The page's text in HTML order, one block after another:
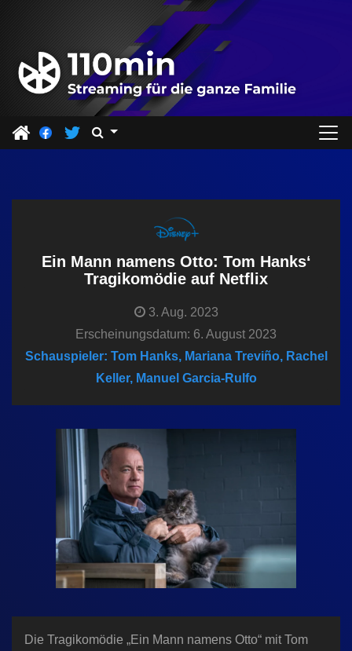
Ein Mann namens Otto: Tom Hanks‘
Tragikomödie auf Netflix
3. Aug. 2023
Erscheinungsdatum: 6. August 2023
Schauspieler: Tom Hanks, Mariana Treviño, Rachel
Keller, Manuel Garcia-Rulfo
Die Tragikomödie „Ein Mann namens Otto“ mit Tom